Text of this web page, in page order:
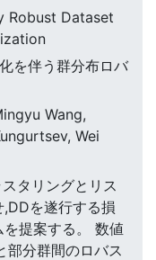
Robust Dataset
を伴う群分布ロバ
Wang,
Wei
タリングとリス
を遂行する損
提案する。 数値
部分群間のロバス